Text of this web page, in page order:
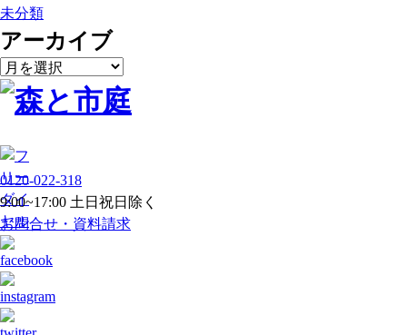
未分類
アーカイブ
ア
ー
ブ
0120-022-318
9:00~17:00 土日祝日除く
お問合せ・資料請求